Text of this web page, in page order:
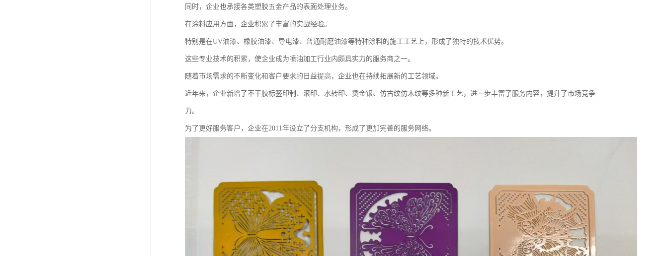
同时，企业也承接各类塑胶五金产品的表面处理业务。
在涂料应用方面，企业积累了丰富的实战经验。
特别是在UV油漆、橡胶油漆、导电漆、普通耐磨油漆等特种涂料的施工工艺上，形成了独特的技术优势。
这些专业技术的积累，使企业成为喷油加工行业内颇具实力的服务商之一。
随着市场需求的不断变化和客户要求的日益提高，企业也在持续拓展新的工艺领域。
近年来，企业新增了不干胶标签印制、滚印、水转印、烫金银、仿古纹仿木纹等多种新工艺，进一步丰富了服务内容，提升了市场竞争
力。
为了更好服务客户，企业在2011年设立了分支机构，形成了更加完善的服务网络。